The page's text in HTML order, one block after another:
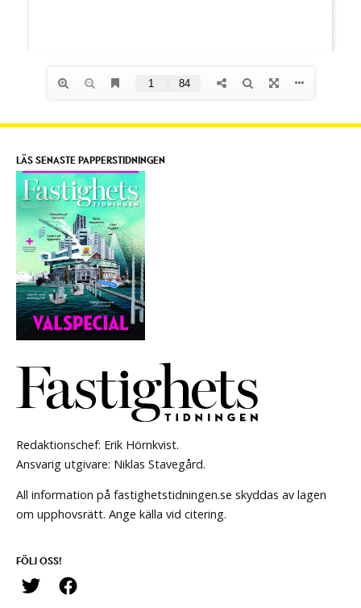
Redaktionschef: Erik Hörnkvist.
Ansvarig utgivare: Niklas Stavegård.
All information på fastighetstidningen.se skyddas av lagen
om upphovsrätt. Ange källa vid citering.
FÖLJ OSS!
LÄS SENASTE PAPPERSTIDNINGEN